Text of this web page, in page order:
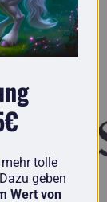
tolle
geben
Wert von